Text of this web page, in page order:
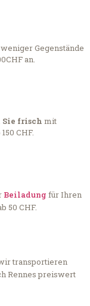
Gegenstände
an.
Sie frisch mit
150 CHF.
Beiladung für Ihren
50 CHF.
transportieren
Rennes preiswert